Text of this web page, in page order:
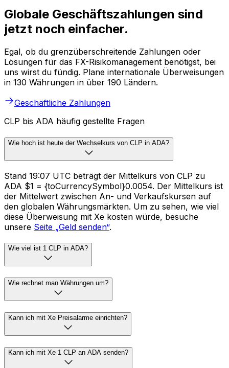
Globale Geschäftszahlungen sind
jetzt noch einfacher.
Egal, ob du grenzüberschreitende Zahlungen oder
Lösungen für das FX-Risikomanagement benötigst, bei
uns wirst du fündig. Plane internationale Überweisungen
in 130 Währungen in über 190 Ländern.
Geschäftliche Zahlungen
CLP bis ADA häufig gestellte Fragen
Wie hoch ist heute der Wechselkurs von CLP in ADA?
Stand 19:07 UTC beträgt der Mittelkurs von CLP zu
ADA $1 = {toCurrencySymbol}0.0054. Der Mittelkurs ist
der Mittelwert zwischen An- und Verkaufskursen auf
den globalen Währungsmärkten. Um zu sehen, wie viel
diese Überweisung mit Xe kosten würde, besuche
unsere Seite „Geld senden“.
Wie viel ist 1 CLP in ADA?
Wie rechnet man Währungen um?
Kann ich mit Xe Preisalarme einrichten?
Kann ich mit Xe 1 CLP an ADA senden?